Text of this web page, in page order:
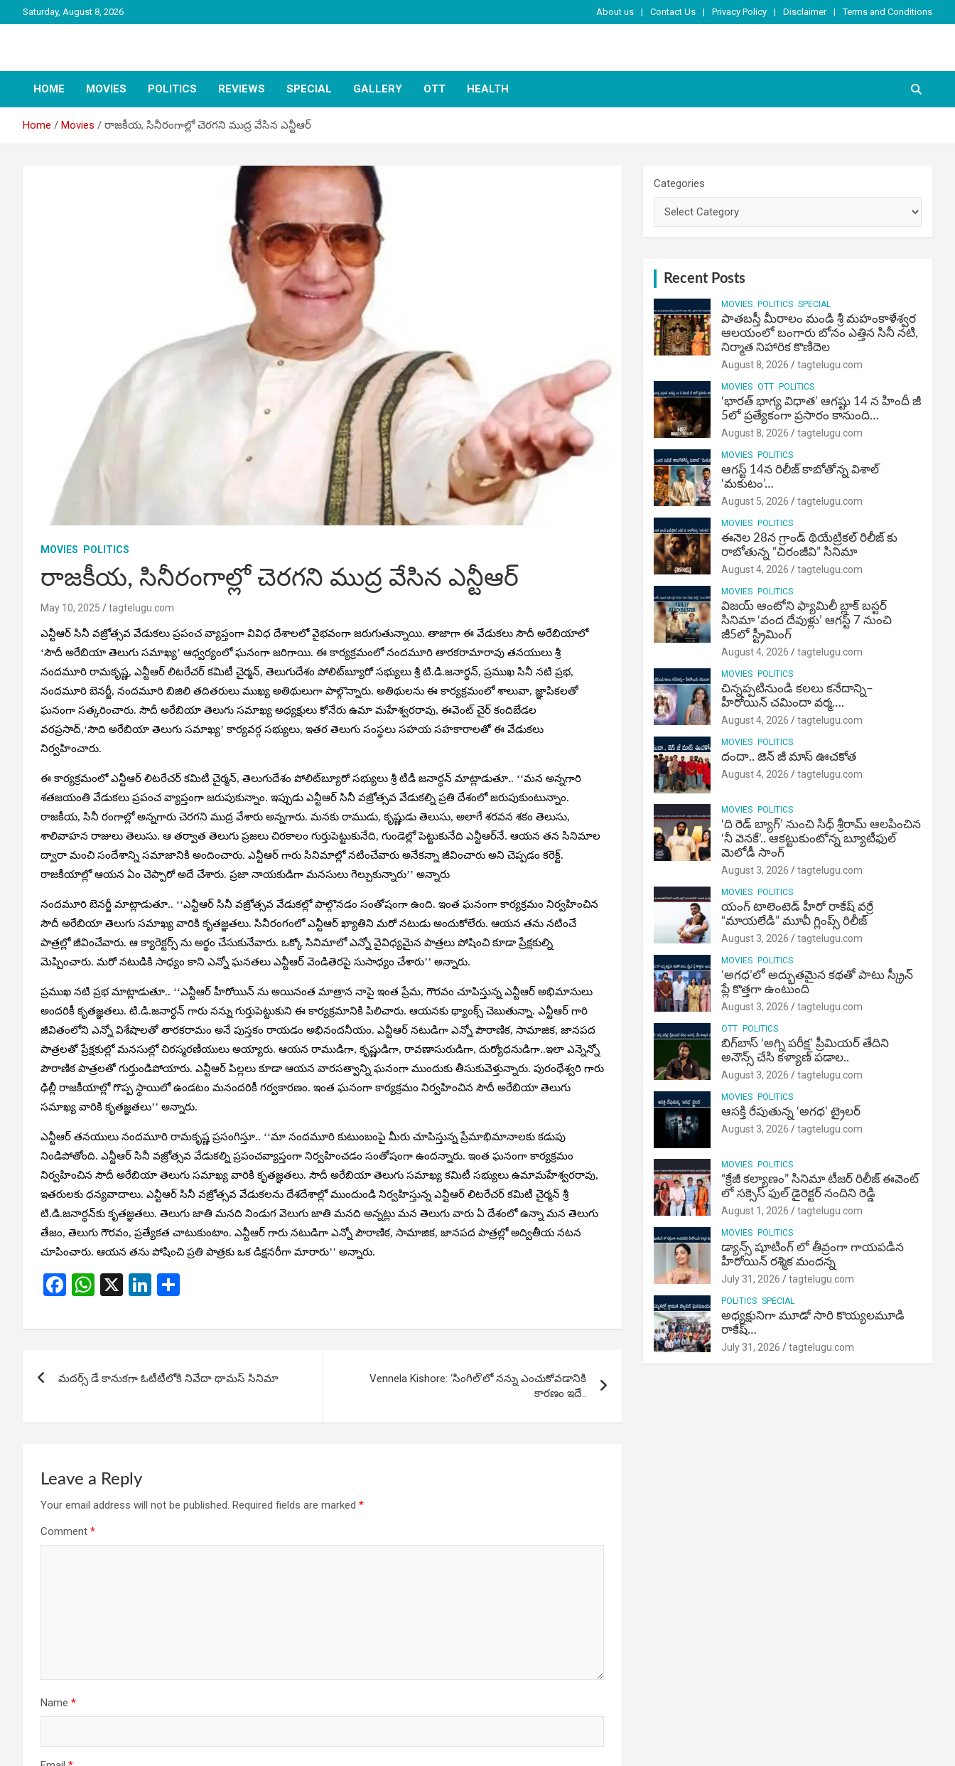
to
Saturday, August 8, 2026 About us Contact Us Privacy Policy Disclaimer Terms and Conditions
Tag Telugu
HOME MOVIES POLITICS REVIEWS SPECIAL GALLERY OTT HEALTH
Home Movies రాజకీయ, సినీరంగాల్లో చెరగని ముద్ర వేసిన ఎన్టీఆర్
MOVIES POLITICS
రాజకీయ, సినీరంగాల్లో చెరగని ముద్ర వేసిన ఎన్టీఆర్
May 10, 2025 tagtelugu.com
ఎన్టీఆర్‌ సినీ వజ్రోత్సవ వేడుకలు ప్రపంచ వ్యాప్తంగా వివిధ దేశాలలో వైభవంగా జరుగుతున్నాయి. తాజాగా ఈ వేడుకలు సౌదీ అరేబియాలో
‘సౌదీ అరేబియా తెలుగు సమాఖ్య’ ఆధ్వర్యంలో ఘనంగా జరిగాయి. ఈ కార్యక్రమంలో నందమూరి తారకరామారావు తనయులు శ్రీ
నందమూరి రామకృష్ణ, ఎన్టీఆర్‌ లిటరేచర్‌ కమిటీ చైర్మన్‌, తెలుగుదేశం పోలిట్‌బ్యూరో సభ్యులు శ్రీ టి.డి.జనార్ధన్‌, ప్రముఖ సినీ నటి ప్రభ,
నందమూరి బెనర్జీ, నందమూరి బిజిలి తదితరులు ముఖ్య అతిథులుగా పాల్గొన్నారు. అతిథులను ఈ కార్యక్రమంలో శాలువా, జ్ఞాపికలతో
ఘనంగా సత్కరించారు. సౌదీ అరేబియా తెలుగు సమాఖ్య అధ్యక్షులు కోనేరు ఉమా మహేశ్వరరావు, ఈవెంట్ చైర్ కందిబేడల
వరప్రసాద్,‘సౌది అరేబియా తెలుగు సమాఖ్య’ కార్యవర్గ సభ్యులు, ఇతర తెలుగు సంస్థలు సహయ సహకారాలతో ఈ వేడుకలు
నిర్వహించారు.
ఈ కార్యక్రమంలో ఎన్టీఆర్‌ లిటరేచర్‌ కమిటీ చైర్మన్‌, తెలుగుదేశం పోలిట్‌బ్యూరో సభ్యులు శ్రీ టీడీ జనార్ధన్‌ మాట్లాడుతూ.. ‘‘మన అన్నగారి
శతజయంతి వేడుకలు ప్రపంచ వ్యాప్తంగా జరుపుకున్నాం. ఇప్పుడు ఎన్టీఆర్ సినీ వజ్రోత్సవ వేడుకల్ని ప్రతి దేశంలో జరుపుకుంటున్నాం.
రాజకీయ, సినీ రంగాల్లో అన్నగారు చెరగని ముద్ర వేశారు అన్నగారు. మనకు రాముడు, కృష్ణుడు తెలుసు, అలాగే శరవన శకం తెలుసు,
శాలివాహన రాజులు తెలుసు. ఆ తర్వాత తెలుగు ప్రజలు చిరకాలం గుర్తుపెట్టుకునేది, గుండెల్లో పెట్టుకునేది ఎన్టీఆర్‌నే. ఆయన తన సినిమాల
ద్వారా మంచి సందేశాన్ని సమాజానికి అందించారు. ఎన్టీఆర్ గారు సినిమాల్లో నటించేవారు అనేకన్నా జీవించారు అని చెప్పడం కరెక్ట్.
రాజకీయాల్లో ఆయన ఏం చెప్పారో అదే చేశారు. ప్రజా నాయకుడిగా మనసులు గెల్చుకున్నారు’’ అన్నారు
నందమూరి బెనర్జీ మాట్లాడుతూ.. ‘‘ఎన్టీఆర్ సినీ వజ్రోత్సవ వేడుకల్లో పాల్గొనడం సంతోషంగా ఉంది. ఇంత ఘనంగా కార్యక్రమం నిర్వహించిన
సౌదీ అరేబియా తెలుగు సమాఖ్య వారికి కృతజ్ఞతలు. సినీరంగంలో ఎన్టీఆర్ ఖ్యాతిని మరో నటుడు అందుకోలేరు. ఆయన తను నటించే
పాత్రల్లో జీవించేవారు. ఆ క్యారెక్టర్స్ ను అర్థం చేసుకునేవారు. ఒక్కో సినిమాలో ఎన్నో వైవిధ్యమైన పాత్రలు పోషించి కూడా ప్రేక్షకుల్ని
మెప్పించారు. మరో నటుడికి సాధ్యం కాని ఎన్నో ఘనతలు ఎన్టీఆర్ వెండితెరపై సుసాధ్యం చేశారు’’ అన్నారు.
ప్రముఖ నటి ప్రభ మాట్లాడుతూ.. ‘‘ఎన్టీఆర్ హీరోయిన్ ను అయినంత మాత్రాన నాపై ఇంత ప్రేమ, గౌరవం చూపిస్తున్న ఎన్టీఆర్ అభిమానులు
అందరికీ కృతజ్ఞతలు. టి.డి.జనార్ధన్‌ గారు నన్ను గుర్తుపెట్టుకుని ఈ కార్యక్రమానికి పిలిచారు. ఆయనకు థ్యాంక్స్ చెబుతున్నా. ఎన్టీఆర్ గారి
జీవితంలోని ఎన్నో విశేషాలతో తారకరామం అనే పుస్తకం రాయడం అభినందనీయం. ఎన్టీఆర్ నటుడిగా ఎన్నో పౌరాణిక, సామాజిక, జానపద
పాత్రలతో ప్రేక్షకుల్లో మనసుల్లో చిరస్మరణీయులు అయ్యారు. ఆయన రాముడిగా, కృష్ణుడిగా, రావణాసురుడిగా, దుర్యోధనుడిగా..ఇలా ఎన్నెన్నో
పౌరాణిక పాత్రలతో గుర్తుండిపోయారు. ఎన్టీఆర్ పిల్లలు కూడా ఆయన వారసత్వాన్ని ఘనంగా ముందుకు తీసుకువెళ్తున్నారు. పురంధేశ్వరి గారు
ఢిల్లీ రాజకీయాల్లో గొప్ప స్థాయిలో ఉండటం మనందరికీ గర్వకారణం. ఇంత ఘనంగా కార్యక్రమం నిర్వహించిన సౌదీ అరేబియా తెలుగు
సమాఖ్య వారికి కృతజ్ఞతలు’’ అన్నారు.
ఎన్టీఆర్ తనయులు నందమూరి రామకృష్ణ ప్రసంగిస్తూ.. ‘‘మా నందమూరి కుటుంబంపై మీరు చూపిస్తున్న ప్రేమాభిమానాలకు కడుపు
నిండిపోతోంది. ఎన్టీఆర్‌ సినీ వజ్రోత్సవ వేడుకల్ని ప్రపంచవ్యాప్తంగా నిర్వహించడం సంతోషంగా ఉందన్నారు. ఇంత ఘనంగా కార్యక్రమం
నిర్వహించిన సౌదీ అరేబియా తెలుగు సమాఖ్య వారికి కృతజ్ఞతలు. సౌదీ అరేబియా తెలుగు సమాఖ్య కమిటీ సభ్యులు ఉమామహేశ్వరరావు,
ఇతరులకు ధన్యవాదాలు. ఎన్టీఆర్ సినీ వజ్రోత్సవ వేడుకలను దేశదేశాల్లో ముందుండి నిర్వహిస్తున్న ఎన్టీఆర్‌ లిటరేచర్‌ కమిటీ చైర్మన్‌ శ్రీ
టి.డి.జనార్ధన్‌కు కృతజ్ఞతలు. తెలుగు జాతి మనది నిండుగ వెలుగు జాతి మనది అన్నట్లు మన తెలుగు వారు ఏ దేశంలో ఉన్నా మన తెలుగు
తేజం, తెలుగు గౌరవం, ప్రత్యేకత చాటుకుంటాం. ఎన్టీఆర్ గారు నటుడిగా ఎన్నో పౌరాణిక, సామాజిక, జానపద పాత్రల్లో అద్వితీయ నటన
చూపించారు. ఆయన తను పోషించి ప్రతి పాత్రకు ఒక డిక్షనరీగా మారారు’’ అన్నారు.
F
ce
o
k
W
at
A
p
X
Li
ke
n
ar
navigation
మదర్స్ డే కానుకగా ఓటీటీలోకి నివేదా థామస్ సినిమా
Vennela Kishore: ‘సింగిల్’లో నన్ను ఎంచుకోవడానికి
కారణం ఇదే..
Leave a Reply
Your email address will not be published. Required fields are marked *
Comment *
Name *
Categories
Recent Posts
MOVIES POLITICS SPECIAL
పాతబస్తీ మీరాలం మండి శ్రీ మహంకాళేశ్వర
ఆలయంలో బంగారు బోనం ఎత్తిన సినీ నటి,
నిర్మాత నిహారిక కొణిదెల
August 8, 2026 tagtelugu.com
MOVIES OTT POLITICS
‘భారత్ భాగ్య విధాత’ ఆగష్టు 14 న హిందీ జీ
5లో ప్రత్యేకంగా ప్రసారం కానుంది…
August 8, 2026 tagtelugu.com
MOVIES POLITICS
ఆగస్ట్ 14న రిలీజ్ కాబోతోన్న విశాల్
‘మకుటం’…
August 5, 2026 tagtelugu.com
MOVIES POLITICS
ఈనెల 28న గ్రాండ్ థియేట్రికల్ రిలీజ్ కు
రాబోతున్న “చిరంజీవి” సినిమా
August 4, 2026 tagtelugu.com
MOVIES POLITICS
విజ‌య్ ఆంటోని ఫ్యామిలీ బ్లాక్ బ‌స్ట‌ర్‌
సినిమా ‘వంద దేవుళ్లు’ ఆగస్ట్ 7 నుంచి
జీ5లో స్ట్రీమింగ్
August 4, 2026 tagtelugu.com
MOVIES POLITICS
చిన్నప్పటినుండి కలలు కనేదాన్ని–
హీరోయిన్‌ చమిందా వర్మ….
August 4, 2026 tagtelugu.com
MOVIES POLITICS
దందా.. జెన్ జీ మాస్ ఊచకోత
August 4, 2026 tagtelugu.com
MOVIES POLITICS
‘ది రెడ్ బ్యాగ్’ నుంచి సిధ్ శ్రీరామ్ ఆలపించిన
‘నీ వెనకే’.. ఆకట్టుకుంటోన్న బ్యూటీఫుల్
మెలోడీ సాంగ్
August 3, 2026 tagtelugu.com
MOVIES POLITICS
యంగ్ టాలెంటెడ్ హీరో రాకేష్ వర్రే
“మాయలేడి” మూవీ గ్లింప్స్ రిలీజ్
August 3, 2026 tagtelugu.com
MOVIES POLITICS
‘అగధ’లో అద్భుతమైన కథతో పాటు స్క్రీన్
ప్లే కొత్తగా ఉంటుంది
August 3, 2026 tagtelugu.com
OTT POLITICS
బిగ్‌బాస్ ‘అగ్ని ప‌రీక్ష‌’ ప్రీమియర్ తేదిని
అనౌన్స్ చేసి కళ్యాణ్ పడాల..
August 3, 2026 tagtelugu.com
MOVIES POLITICS
ఆసక్తి రేపుతున్న ‘అగధ’ ట్రైలర్
August 3, 2026 tagtelugu.com
MOVIES POLITICS
“క్రేజీ కల్యాణం” సినిమా టీజర్ రిలీజ్ ఈవెంట్
లో సక్సెస్ ఫుల్ డైరెక్టర్ నందిని రెడ్డి
August 1, 2026 tagtelugu.com
MOVIES POLITICS
డ్యాన్స్ షూటింగ్ లో తీవ్రంగా గాయపడిన
హీరోయిన్ రశ్మిక మందన్న
July 31, 2026 tagtelugu.com
POLITICS SPECIAL
అధ్యక్షునిగా మూడో సారి కొయ్యలమూడి
రాకేష్‌…
July 31, 2026 tagtelugu.com